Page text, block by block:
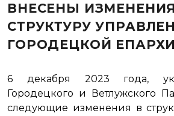
ВНЕСЕНЫ
СТРУКТУРУ
ГОРОДЕЦКОЙ
6 декабря 2023 года,
Городецкого и Ветлужского
следующие изменения в